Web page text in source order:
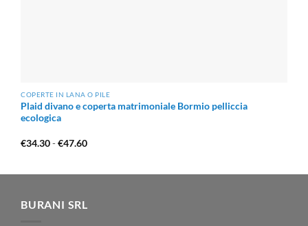
COPERTE IN LANA O PILE
Plaid divano e coperta matrimoniale Bormio pelliccia
ecologica
€34.30-€47.60Fascia
€34.30
BURANI SRL